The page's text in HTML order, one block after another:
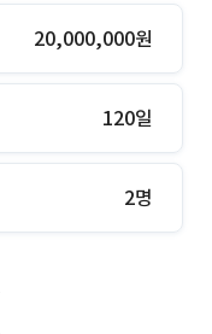
20,000,000원
120일
2명